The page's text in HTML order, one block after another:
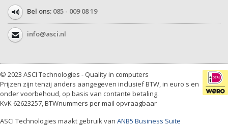
Bel ons: 085 - 009 08 19
info@asci.nl
© 2023 ASCI Technologies - Quality in computers
Prijzen zijn tenzij anders aangegeven inclusief BTW, in euro's en
onder voorbehoud, op basis van contante betaling.
KvK 62623257, BTWnummers per mail opvraagbaar
ASCI Technologies maakt gebruik van ANB5 Business Suite